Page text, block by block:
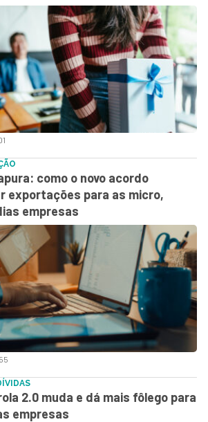
como o novo acordo
exportações para as micro,
empresas
2.0 muda e dá mais fôlego para
empresas